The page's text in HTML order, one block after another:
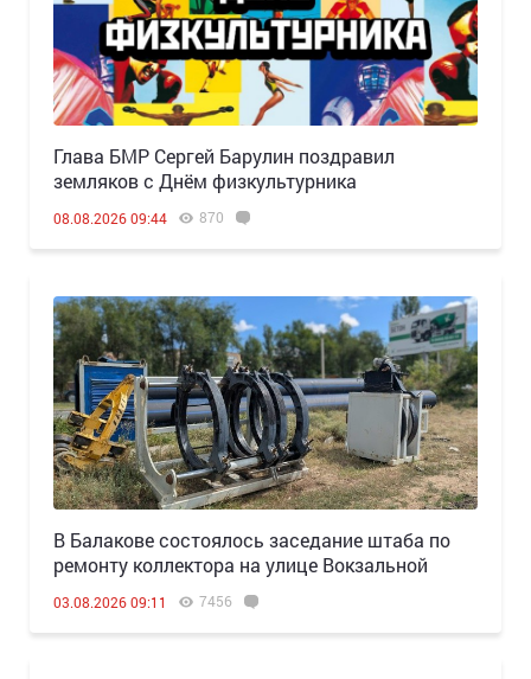
Глава БМР Сергей Барулин поздравил
земляков с Днём физкультурника
08.08.2026 09:44 870
В Балакове состоялось заседание штаба по
ремонту коллектора на улице Вокзальной
03.08.2026 09:11 7456